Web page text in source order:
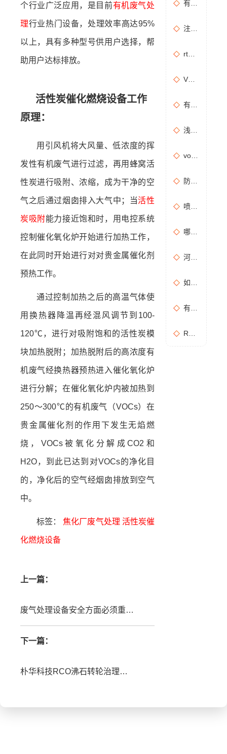
个行业广泛应用，是目前有机废气处
理行业热门设备，处理效率高达95%
以上，具有多种型号供用户选择，帮
助用户达标排放。
活性炭催化燃烧设备工作
原理：
用引风机将大风量、低浓度的挥
发性有机废气进行过滤，再用蜂窝活
性炭进行吸附、浓缩，成为干净的空
气之后通过烟囱排入大气中；当活性
炭吸附能力接近饱和时，用电控系统
控制催化氧化炉开始进行加热工作，
在此同时开始进行对对贵金属催化剂
预热工作。
通过控制加热之后的高温气体使
用换热器降温再经混风调节到100-
120℃，进行对吸附饱和的活性炭模
块加热脱附；加热脱附后的高浓度有
机废气经换热器预热进入催化氧化炉
进行分解；在催化氧化炉内被加热到
250～300℃的有机废气（VOCs）在
贵金属催化剂的作用下发生无焰燃
烧，VOCs被氧化分解成CO2和
H2O，到此已达到对VOCs的净化目
的，净化后的空气经烟囱排放到空气
中。
标签：焦化厂废气处理 活性炭催
化燃烧设备
上一篇：
废气处理设备安全方面必须重视！化工厂案例
下一篇：
朴华科技RCO沸石转轮治理废气步骤详解